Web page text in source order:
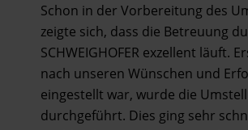
Schon in der Vorbereitung des
zeigte sich, dass die Betreuung
SCHWEIGHOFER exzellent läuft.
nach unseren Wünschen und
eingestellt war, wurde die
durchgeführt. Dies ging sehr